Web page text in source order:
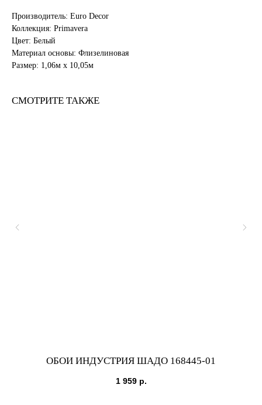
Производитель: Euro Decor
Коллекция: Primavera
Цвет: Белый
Материал основы: Флизелиновая
Размер: 1,06м х 10,05м
СМОТРИТЕ ТАКЖЕ
ОБОИ ИНДУСТРИЯ ШАДО 168445-01
1 959 р.